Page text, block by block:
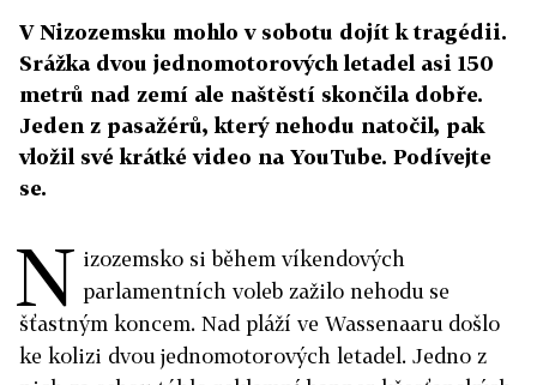
V Nizozemsku mohlo v sobotu dojít k tragédii.
Srážka dvou jednomotorových letadel asi 150
metrů nad zemí ale naštěstí skončila dobře.
Jeden z pasažérů, který nehodu natočil, pak
vložil své krátké video na YouTube. Podívejte
se.
N izozemsko si během víkendových
parlamentních voleb zažilo nehodu se
šťastným koncem. Nad pláží ve Wassenaaru došlo
ke kolizi dvou jednomotorových letadel. Jedno z